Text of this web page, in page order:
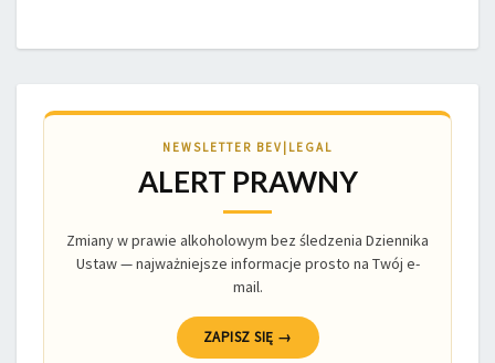
NEWSLETTER BEV|LEGAL
ALERT PRAWNY
Zmiany w prawie alkoholowym bez śledzenia Dziennika
Ustaw — najważniejsze informacje prosto na Twój e-
mail.
ZAPISZ SIĘ →